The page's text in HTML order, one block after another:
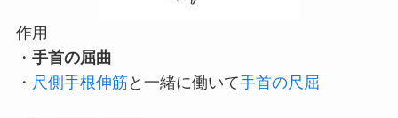
作用
・ 手首の屈曲
・ 尺側手根伸筋と一緒に働いて手首の尺屈